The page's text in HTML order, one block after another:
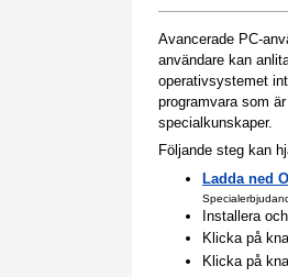
Avancerade PC-
användare kan
operativsystemet
programvara som
specialkunskaper.
Följande steg kan
Ladda ned
Installera
Klicka på
Klicka på